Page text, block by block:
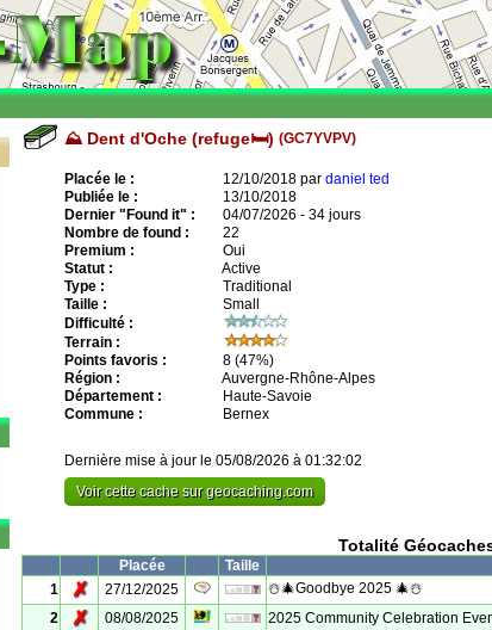
⛰ Dent d'Oche (refuge🛏) (GC7YVPV)
Placée le : 12/10/2018 par daniel ted
Publiée le :
13/10/2018
Dernier "Found it" :
04/07/2026 - 34 jours
Nombre de found :
22
Premium :
Oui
Statut :
Active
Type :
Traditional
Taille :
Small
Difficulté :
Terrain :
Points favoris :
8 (47%)
Région :
Auvergne-Rhône-Alpes
Département :
Haute-Savoie
Commune :
Bernex
Dernière mise à jour le 05/08/2026 à 01:32:02
Voir cette cache sur geocaching.com
Totalité
Placée Taille
1
✗ 27/12/2025
☃️🎄Goodbye 2025 🎄☃️
2
✗ 08/08/2025
2025 Community Celebration